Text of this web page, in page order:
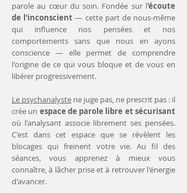
parole au cœur du soin. Fondée sur l'écoute
de l'inconscient— cette part de nous-même
qui influence nos pensées et nos
comportements sans que nous en ayons
conscience — elle permet de comprendre
l'origine de ce qui vous bloque et de vous en
libérer progressivement.
Le psychanalyste ne juge pas, ne prescrit pas : il
crée un espace de parole libre et sécurisant
où l'analysant associe librement ses pensées.
C'est dans cet espace que se révèlent les
blocages qui freinent votre vie. Au fil des
séances, vous apprenez à mieux vous
connaître, à lâcher prise et à retrouver l'énergie
d'avancer.